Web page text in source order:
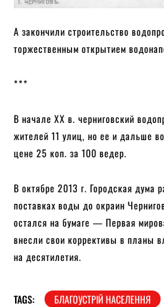
А закончили строительство
торжественным открытием
***
В начале XX в. черниговский
жителей 11 улиц, но ее и дальше
цене 25 коп. за 100 ведер.
В октябре 2013 г. Городская дума
поставках воды до окраин
остался на бумаге — Первая
внесли свои коррективы в планы
на десятилетия.
TAGS: БЛАГОУСТРІЙ НАСЕЛЕННЯ